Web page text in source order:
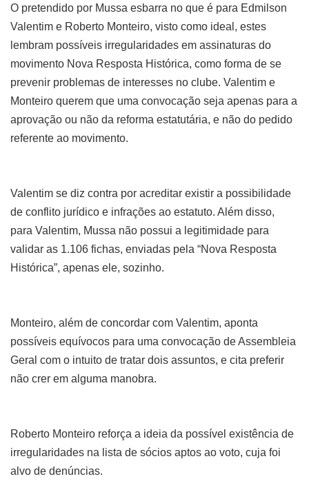
O pretendido por Mussa esbarra no que é para Edmilson
Valentim e Roberto Monteiro, visto como ideal, estes
lembram possíveis irregularidades em assinaturas do
movimento Nova Resposta Histórica, como forma de se
prevenir problemas de interesses no clube. Valentim e
Monteiro querem que uma convocação seja apenas para a
aprovação ou não da reforma estatutária, e não do pedido
referente ao movimento.
Valentim se diz contra por acreditar existir a possibilidade
de conflito jurídico e infrações ao estatuto. Além disso,
para Valentim, Mussa não possui a legitimidade para
validar as 1.106 fichas, enviadas pela “Nova Resposta
Histórica”, apenas ele, sozinho.
Monteiro, além de concordar com Valentim, aponta
possíveis equívocos para uma convocação de Assembleia
Geral com o intuito de tratar dois assuntos, e cita preferir
não crer em alguma manobra.
Roberto Monteiro reforça a ideia da possível existência de
irregularidades na lista de sócios aptos ao voto, cuja foi
alvo de denúncias.